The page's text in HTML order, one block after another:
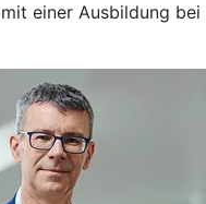
einer Ausbildung bei